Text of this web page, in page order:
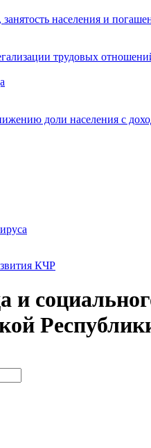
населения и
трудовых
доли населения с
и